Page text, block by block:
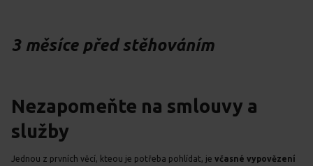
3 měsíce před stěhováním
Nezapomeňte na smlouvy a
služby
Jednou z prvních věcí, kteou je potřeba pohlídat, je včasné vypovězení